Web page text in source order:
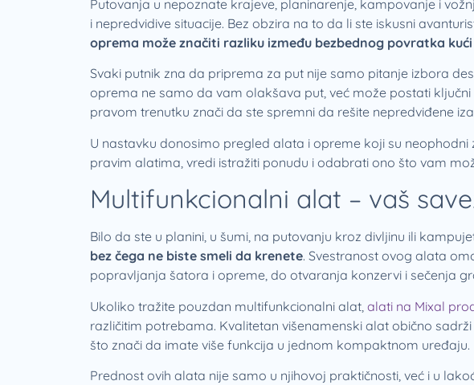
Putovanja u nepoznate krajeve, planinarenje, kampovanje i
i nepredvidive situacije. Bez obzira na to da li ste iskusni
oprema može značiti razliku između bezbednog povratka
Svaki putnik zna da priprema za put nije samo pitanje izbora
oprema ne samo da vam olakšava put, već može postati
pravom trenutku znači da ste spremni da rešite nepredviđene
U nastavku donosimo pregled alata i opreme koji su
pravim alatima, vredi istražiti ponudu i odabrati ono što vam
Multifunkcionalni alat – vaš
Bilo da ste u planini, u šumi, na putovanju kroz divljinu ili
bez čega ne biste smeli da krenete. Svestranost ovog alata
popravljanja šatora i opreme, do otvaranja konzervi i sečenja
Ukoliko tražite pouzdan multifunkcionalni alat, alati na Mixal
različitim potrebama. Kvalitetan višenamenski alat obično
što znači da imate više funkcija u jednom kompaktnom uređaju.
Prednost ovih alata nije samo u njihovoj praktičnosti, već i u